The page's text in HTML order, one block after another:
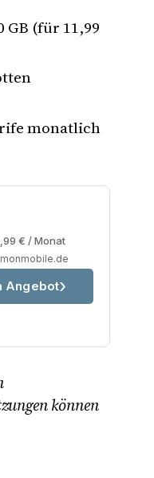
GB (für 11,99
monatlich
€ / Monat
Angebot
können